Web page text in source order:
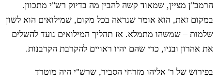
הרמב"ן מציין, שמאוד קשה להבין מה בדיוק רש"י מתכוון.
במקום זאת, הוא אומר שנראה בכל מקום, שמילואים הוא לשון
שלמות – שמשהו מתמלא. אז תהליך המילואים נועד להשלים
את אהרון ובניו, כדי שהם יהיו ראויים להקרבת הקרבנות.
בפירוש של ר' אליהו מזרחי הסביר, שרש"י היה מוטרד